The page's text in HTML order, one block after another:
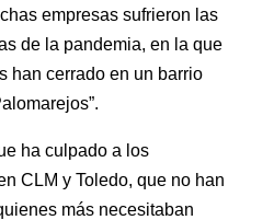
empresas sufrieron las
de la pandemia, en la que
han cerrado en un barrio
ha culpado a los
CLM y Toledo, que no han
más necesitaban